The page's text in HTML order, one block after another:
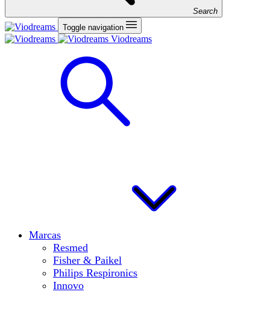
Search
Toggle navigation
Viodreams
Marcas
Resmed
Fisher & Paikel
Philips Respironics
Innovo